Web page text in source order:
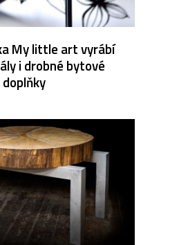
My little art vyrábí
i drobné bytové
doplňky